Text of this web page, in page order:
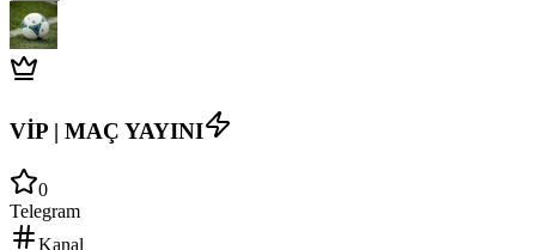
VİP | MAÇ YAYINI
0
Telegram
Kanal